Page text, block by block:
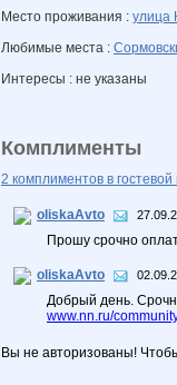
Место проживания : улица
Любимые места :
Интересы : не указаны
Комплименты
2 комплиментов в гостевой
oliskaAvto
Прошу срочно
oliskaAvto
Добрый день.
www.nn.ru/
Вы не авторизованы!